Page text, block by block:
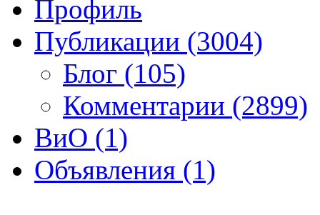
Профиль
Публикации (3004)
Блог (105)
Комментарии (2899)
ВиО (1)
Объявления (1)